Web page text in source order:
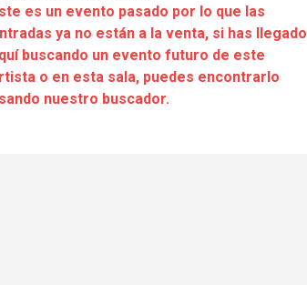
es un evento pasado por lo que las
ya no están a la venta, si has llegado
buscando un evento futuro de este
o en esta sala, puedes encontrarlo
nuestro buscador.